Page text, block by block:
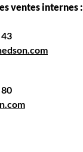
ventes internes :